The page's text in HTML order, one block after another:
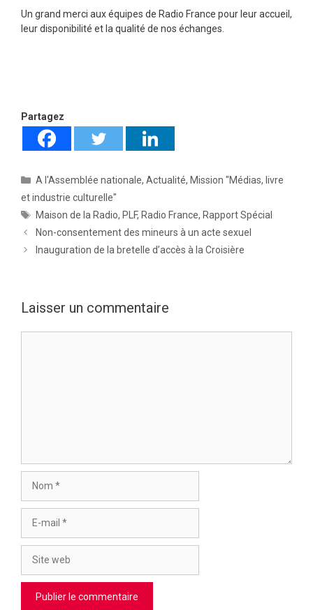
Un grand merci aux équipes de Radio France pour leur accueil,
leur disponibilité et la qualité de nos échanges.
Partagez
Catégories
A l'Assemblée nationale,Actualité, Mission "Médias, livre
et industrie culturelle"
Étiquettes
Maison de la Radio, PLF, Radio France, Rapport Spécial
Non-consentement des mineurs à un acte sexuel
Inauguration de la bretelle d’accès à la Croisière
Laisser un commentaire
mail
web